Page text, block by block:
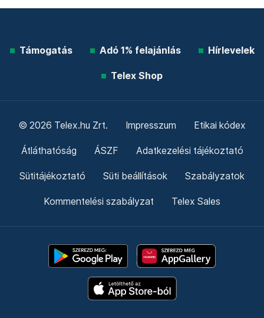
Támogatás Adó 1% felajánlás Hírlevelek
Telex Shop
© 2026 Telex.hu Zrt. Impresszum Etikai kódex
Átláthatóság ÁSZF Adatkezelési tájékoztató
Sütitájékoztató Süti beállítások Szabályzatok
Kommentelési szabályzat Telex Sales